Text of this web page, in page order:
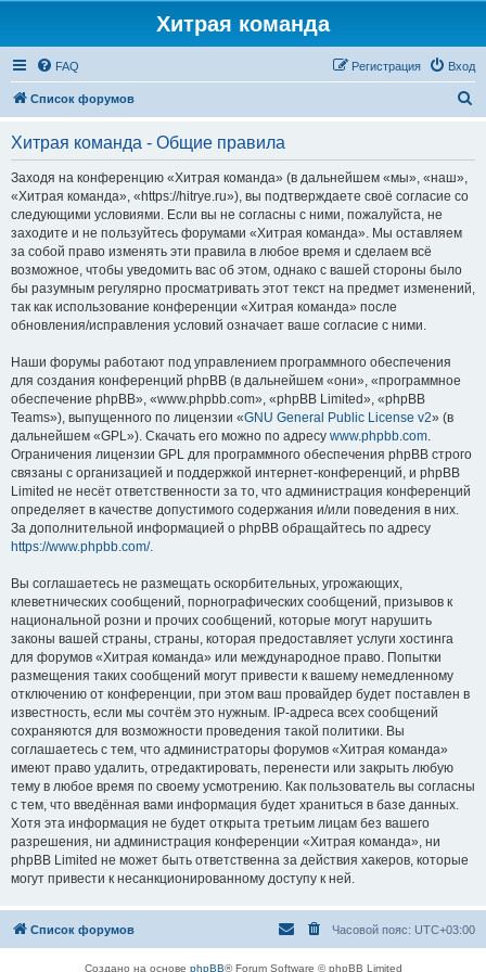
Хитрая команда
FAQ Вход
Регистрация
Список форумов
Хитрая команда - Общие правила
Заходя на конференцию «Хитрая команда» (в дальнейшем «мы», «наш»,
«Хитрая команда», «https://hitrye.ru»), вы подтверждаете своё согласие со
следующими условиями. Если вы не согласны с ними, пожалуйста, не
заходите и не пользуйтесь форумами «Хитрая команда». Мы оставляем
за собой право изменять эти правила в любое время и сделаем всё
возможное, чтобы уведомить вас об этом, однако с вашей стороны было
бы разумным регулярно просматривать этот текст на предмет изменений,
так как использование конференции «Хитрая команда» после
обновления/исправления условий означает ваше согласие с ними.
Наши форумы работают под управлением программного обеспечения
для создания конференций phpBB (в дальнейшем «они», «программное
обеспечение phpBB», «www.phpbb.com», «phpBB Limited», «phpBB
Teams»), выпущенного по лицензии «GNU General Public License v2» (в
дальнейшем «GPL»). Скачать его можно по адресу www.phpbb.com.
Ограничения лицензии GPL для программного обеспечения phpBB строго
связаны с организацией и поддержкой интернет-конференций, и phpBB
Limited не несёт ответственности за то, что администрация конференций
определяет в качестве допустимого содержания и/или поведения в них.
За дополнительной информацией о phpBB обращайтесь по адресу
https://www.phpbb.com/.
Вы соглашаетесь не размещать оскорбительных, угрожающих,
клеветнических сообщений, порнографических сообщений, призывов к
национальной розни и прочих сообщений, которые могут нарушить
законы вашей страны, страны, которая предоставляет услуги хостинга
для форумов «Хитрая команда» или международное право. Попытки
размещения таких сообщений могут привести к вашему немедленному
отключению от конференции, при этом ваш провайдер будет поставлен в
известность, если мы сочтём это нужным. IP-адреса всех сообщений
сохраняются для возможности проведения такой политики. Вы
соглашаетесь с тем, что администраторы форумов «Хитрая команда»
имеют право удалить, отредактировать, перенести или закрыть любую
тему в любое время по своему усмотрению. Как пользователь вы согласны
с тем, что введённая вами информация будет храниться в базе данных.
Хотя эта информация не будет открыта третьим лицам без вашего
разрешения, ни администрация конференции «Хитрая команда», ни
phpBB Limited не может быть ответственна за действия хакеров, которые
могут привести к несанкционированному доступу к ней.
Список форумов Часовой пояс: UTC+03:00
Создано на основе phpBB® Forum Software © phpBB Limited